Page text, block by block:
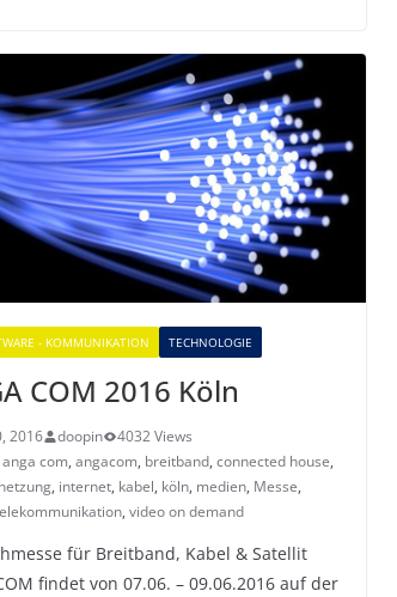
- KOMMUNIKATION TECHNOLOGIE
COM 2016 Köln
2016 doopin
4032 Views
anga com, angacom, breitband, connected house,
, internet, kabel, köln, medien, Messe,
, video on demand
für Breitband, Kabel & Satellit
findet von 07.06. – 09.06.2016 auf der